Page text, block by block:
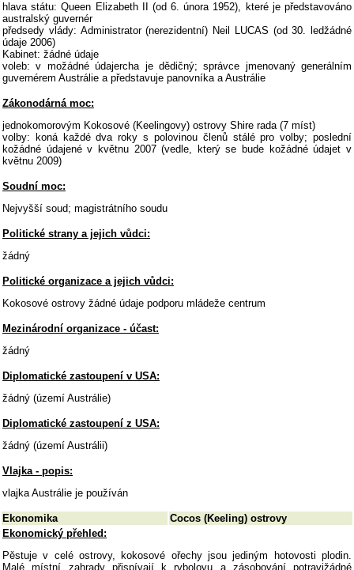
hlava státu: Queen Elizabeth II (od 6. února 1952), které je představováno
australský guvernér
předsedy vlády: Administrator (nerezidentní) Neil LUCAS (od 30. ledžádné
údaje 2006)
Kabinet: žádné údaje
voleb: v možádné údajercha je dědičný; správce jmenovaný generálním
guvernérem Austrálie a představuje panovníka a Austrálie
Zákonodárná moc:
jednokomorovým Kokosové (Keelingovy) ostrovy Shire rada (7 míst)
volby: koná každé dva roky s polovinou členů stálé pro volby; poslední
kožádné údajené v květnu 2007 (vedle, který se bude kožádné údajet v
květnu 2009)
Soudní moc:
Nejvyšší soud; magistrátního soudu
Politické strany a jejich vůdci:
žádný
Politické organizace a jejich vůdci:
Kokosové ostrovy žádné údaje podporu mládeže centrum
Mezinárodní organizace - účast:
žádný
Diplomatické zastoupení v USA:
žádný (území Austrálie)
Diplomatické zastoupení z USA:
žádný (území Austrálii)
Vlajka - popis:
vlajka Austrálie je používán
Ekonomika
Cocos (Keeling) ostrovy
Ekonomický přehled:
Pěstuje v celé ostrovy, kokosové ořechy jsou jediným hotovosti plodin.
Malé místní zahrady přispívají k rybolovu a zásobování potravižádné